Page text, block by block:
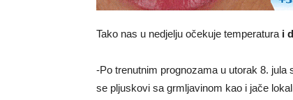
Tako nas u nedjelju očekuje temperatura i
-Po trenutnim prognozama u utorak 8. jula
se pljuskovi sa grmljavinom kao i jače